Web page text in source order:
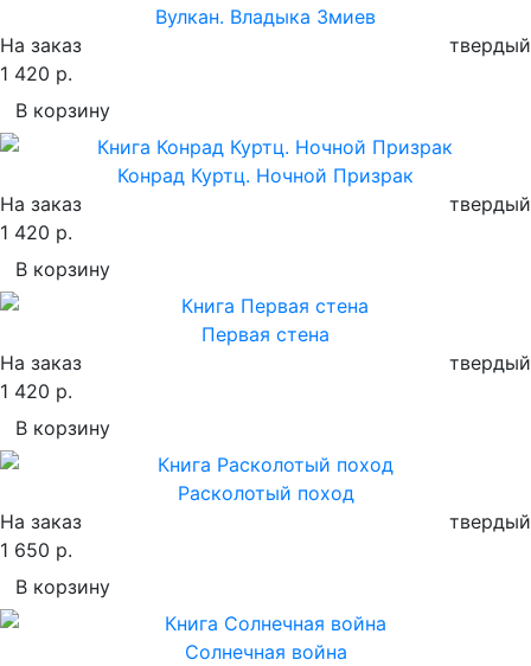
Вулкан. Владыка Змиев
На заказ
твердый
1 420 р.
В корзину
Конрад Куртц. Ночной Призрак
На заказ
твердый
1 420 р.
В корзину
Первая стена
На заказ
твердый
1 420 р.
В корзину
Расколотый поход
На заказ
твердый
1 650 р.
В корзину
Солнечная война